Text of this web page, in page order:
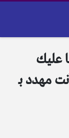
عليك
مهدد بـ